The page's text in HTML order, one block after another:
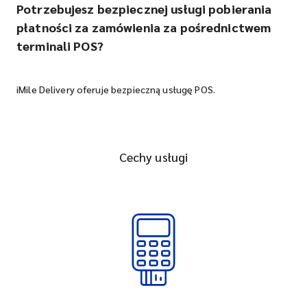
Potrzebujesz bezpiecznej usługi pobierania
płatności za zamówienia za pośrednictwem
terminali POS?
iMile Delivery oferuje bezpieczną usługę POS.
Cechy usługi
iMile Chat